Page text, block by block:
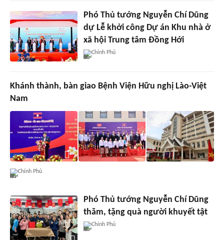
Phó Thủ tướng Nguyễn Chí Dũng
dự Lễ khởi công Dự án Khu nhà ở
xã hội Trung tâm Đồng Hới
Chính Phủ
Khánh thành, bàn giao Bệnh Viện Hữu nghị Lào-Việt
Nam
Chính Phủ
Phó Thủ tướng Nguyễn Chí Dũng
thăm, tặng quà người khuyết tật
Chính Phủ